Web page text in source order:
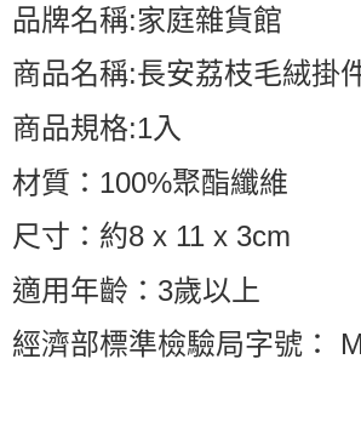
品牌名稱:家庭雜貨館
商品名稱:長安荔枝毛絨掛
商品規格:1入
材質：100%聚酯纖維
尺寸：約8 x 11 x 3cm
適用年齡：3歲以上
經濟部標準檢驗局字號：